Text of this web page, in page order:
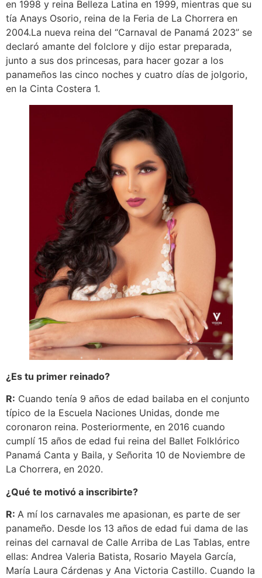
en 1998 y reina Belleza Latina en 1999, mientras que su
tía Anays Osorio, reina de la Feria de La Chorrera en
2004.La nueva reina del “Carnaval de Panamá 2023” se
declaró amante del folclore y dijo estar preparada,
junto a sus dos princesas, para hacer gozar a los
panameños las cinco noches y cuatro días de jolgorio,
en la Cinta Costera 1.
¿Es tu primer reinado?
R: Cuando tenía 9 años de edad bailaba en el conjunto
típico de la Escuela Naciones Unidas, donde me
coronaron reina. Posteriormente, en 2016 cuando
cumplí 15 años de edad fui reina del Ballet Folklórico
Panamá Canta y Baila, y Señorita 10 de Noviembre de
La Chorrera, en 2020.
¿Qué te motivó a inscribirte?
R: A mí los carnavales me apasionan, es parte de ser
panameño. Desde los 13 años de edad fui dama de las
reinas del carnaval de Calle Arriba de Las Tablas, entre
ellas: Andrea Valeria Batista, Rosario Mayela García,
María Laura Cárdenas y Ana Victoria Castillo. Cuando la